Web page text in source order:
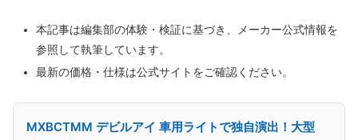
本記事は編集部の体験・検証に基づき、メーカー公式情報を
参照して執筆しています。
最新の価格・仕様は公式サイトをご確認ください。
MXBCTMM デビルアイ 車用ライトで独自演出！大型